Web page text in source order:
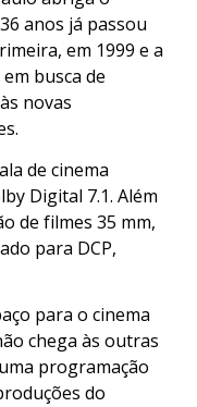
anos já passou
em 1999 e a
busca de
novas
de cinema
Digital 7.1. Além
de filmes 35 mm,
para DCP,
para o cinema
chega às outras
programação
do